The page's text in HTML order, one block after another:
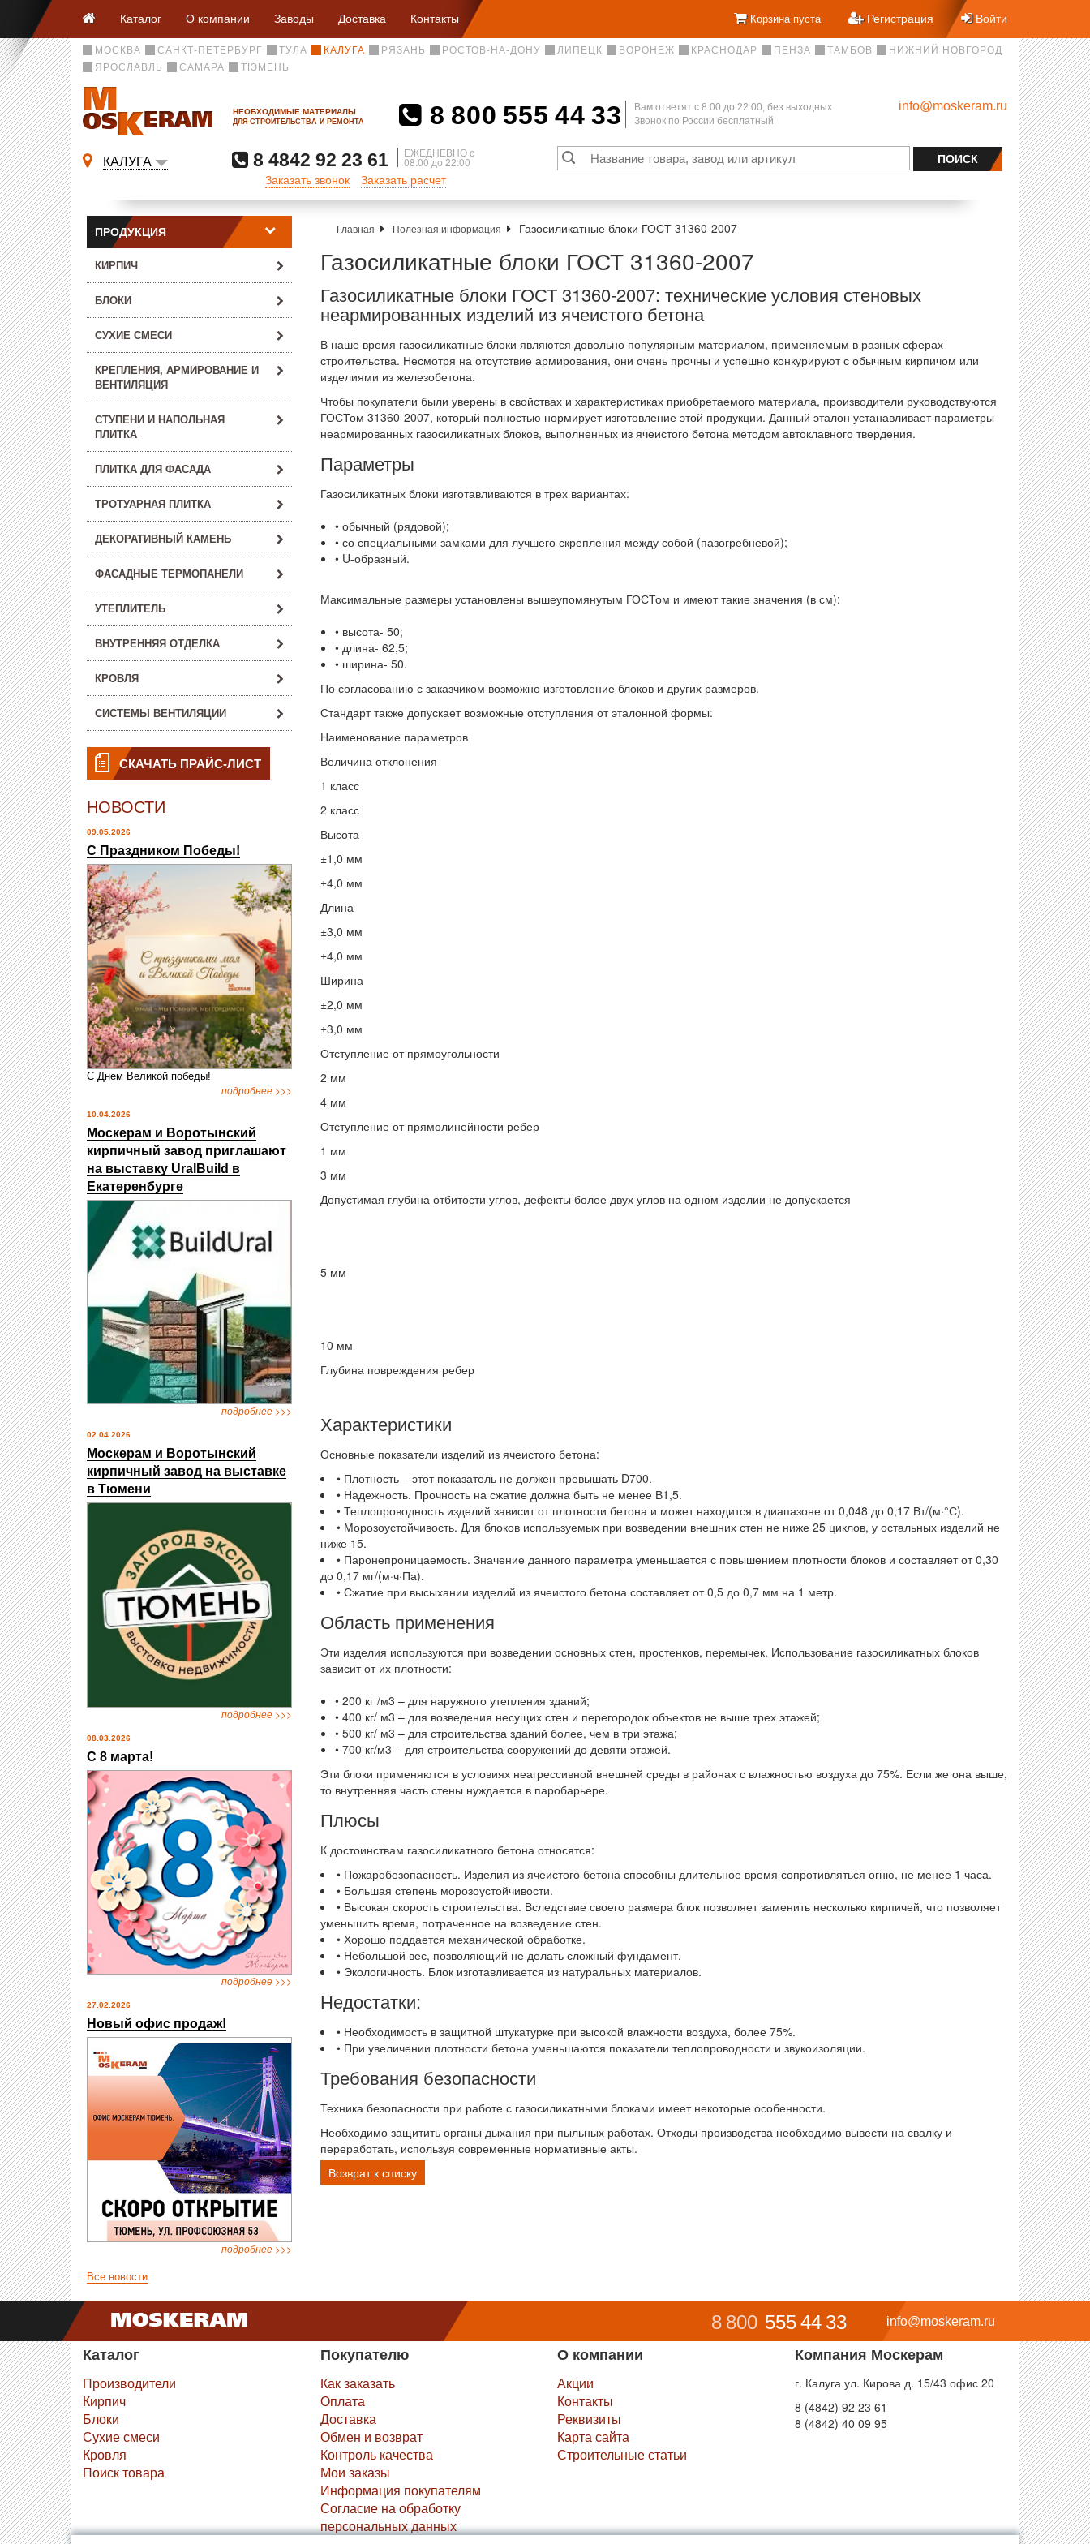
Каталог О компании Заводы Доставка Контакты Корзина пуста Регистрация Войти
МОСКВА САНКТ-ПЕТЕРБУРГ ТУЛА КАЛУГА РЯЗАНЬ РОСТОВ-НА-ДОНУ ЛИПЕЦК ВОРОНЕЖ КРАСНОДАР ПЕНЗА ТАМБОВ
НИЖНИЙ НОВГОРОД
ЯРОСЛАВЛЬ
САМАРА ТЮМЕНЬ
НЕОБХОДИМЫЕ МАТЕРИАЛЫ
ДЛЯ СТРОИТЕЛЬСТВА И РЕМОНТА 8 800 555 44 33
Вам ответят c 8:00 до 22:00, без выходных
Звонок по России бесплатный
info@moskeram.ru
КАЛУГА 8 4842 92 23 61 ЕЖЕДНЕВНО с
08:00 до 22:00
Заказать звонок Заказать расчет
ПРОДУКЦИЯ
КИРПИЧ
БЛОКИ
СУХИЕ СМЕСИ
КРЕПЛЕНИЯ, АРМИРОВАНИЕ И
ВЕНТИЛЯЦИЯ
СТУПЕНИ И НАПОЛЬНАЯ
ПЛИТКА
ПЛИТКА ДЛЯ ФАСАДА
ТРОТУАРНАЯ ПЛИТКА
ДЕКОРАТИВНЫЙ КАМЕНЬ
ФАСАДНЫЕ ТЕРМОПАНЕЛИ
УТЕПЛИТЕЛЬ
ВНУТРЕННЯЯ ОТДЕЛКА
КРОВЛЯ
СИСТЕМЫ ВЕНТИЛЯЦИИ
СКАЧАТЬ ПРАЙС-ЛИСТ
НОВОСТИ
09.05.2026
С Праздником Победы!
С Днем Великой победы!
подробнее >>>
10.04.2026
Москерам и Воротынский
кирпичный завод приглашают
на выставку UralBuild в
Екатеренбурге
подробнее >>>
02.04.2026
Москерам и Воротынский
кирпичный завод на выставке
в Тюмени
подробнее >>>
08.03.2026
С 8 марта!
подробнее >>>
27.02.2026
Новый офис продаж!
подробнее >>>
Все новости
Главная Полезная информация Газосиликатные блоки ГОСТ 31360-2007
Газосиликатные блоки ГОСТ 31360-2007
Газосиликатные блоки ГОСТ 31360-2007: технические условия стеновых
неармированных изделий из ячеистого бетона
В наше время газосиликатные блоки являются довольно популярным материалом, применяемым в разных сферах
строительства. Несмотря на отсутствие армирования, они очень прочны и успешно конкурируют с обычным кирпичом или
изделиями из железобетона.
Чтобы покупатели были уверены в свойствах и характеристиках приобретаемого материала, производители руководствуются
ГОСТом 31360-2007, который полностью нормирует изготовление этой продукции. Данный эталон устанавливает параметры
неармированных газосиликатных блоков, выполненных из ячеистого бетона методом автоклавного твердения.
Параметры
Газосиликатных блоки изготавливаются в трех вариантах:
• обычный (рядовой);
• со специальными замками для лучшего скрепления между собой (пазогребневой);
• U-образный.
Максимальные размеры установлены вышеупомянутым ГОСТом и имеют такие значения (в см):
• высота- 50;
• длина- 62,5;
• ширина- 50.
По согласованию с заказчиком возможно изготовление блоков и других размеров.
Стандарт также допускает возможные отступления от эталонной формы:
Наименование параметров
Величина отклонения
1 класс
2 класс
Высота
±1,0 мм
±4,0 мм
Длина
±3,0 мм
±4,0 мм
Ширина
±2,0 мм
±3,0 мм
Отступление от прямоугольности
2 мм
4 мм
Отступление от прямолинейности ребер
1 мм
3 мм
Допустимая глубина отбитости углов, дефекты более двух углов на одном изделии не допускается
5 мм
10 мм
Глубина повреждения ребер
Характеристики
Основные показатели изделий из ячеистого бетона:
• Плотность – этот показатель не должен превышать D700.
• Надежность. Прочность на сжатие должна быть не менее В1,5.
• Теплопроводность изделий зависит от плотности бетона и может находится в диапазоне от 0,048 до 0,17 Вт/(м·°С).
• Морозоустойчивость. Для блоков используемых при возведении внешних стен не ниже 25 циклов, у остальных изделий не
ниже 15.
• Паронепроницаемость. Значение данного параметра уменьшается с повышением плотности блоков и составляет от 0,30
до 0,17 мг/(м·ч·Па).
• Сжатие при высыхании изделий из ячеистого бетона составляет от 0,5 до 0,7 мм на 1 метр.
Область применения
Эти изделия используются при возведении основных стен, простенков, перемычек. Использование газосиликатных блоков
зависит от их плотности:
• 200 кг /м3 – для наружного утепления зданий;
• 400 кг/ м3 – для возведения несущих стен и перегородок объектов не выше трех этажей;
• 500 кг/ м3 – для строительства зданий более, чем в три этажа;
• 700 кг/м3 – для строительства сооружений до девяти этажей.
Эти блоки применяются в условиях неагрессивной внешней среды в районах с влажностью воздуха до 75%. Если же она выше,
то внутренняя часть стены нуждается в паробарьере.
Плюсы
К достоинствам газосиликатного бетона относятся:
• Пожаробезопасность. Изделия из ячеистого бетона способны длительное время сопротивляться огню, не менее 1 часа.
• Большая степень морозоустойчивости.
• Высокая скорость строительства. Вследствие своего размера блок позволяет заменить несколько кирпичей, что позволяет
уменьшить время, потраченное на возведение стен.
• Хорошо поддается механической обработке.
• Небольшой вес, позволяющий не делать сложный фундамент.
• Экологичность. Блок изготавливается из натуральных материалов.
Недостатки:
• Необходимость в защитной штукатурке при высокой влажности воздуха, более 75%.
• При увеличении плотности бетона уменьшаются показатели теплопроводности и звукоизоляции.
Требования безопасности
Техника безопасности при работе с газосиликатными блоками имеет некоторые особенности.
Необходимо защитить органы дыхания при пыльных работах. Отходы производства необходимо вывести на свалку и
переработать, используя современные нормативные акты.
Возврат к списку
info@moskeram.ru
8 800 555 44 33
Каталог
Производители
Кирпич
Блоки
Сухие смеси
Кровля
Поиск товара
Покупателю
Как заказать
Оплата
Доставка
Обмен и возврат
Контроль качества
Мои заказы
Информация покупателям
Согласие на обработку
персональных данных
О компании
Акции
Контакты
Реквизиты
Карта сайта
Строительные статьи
Компания Москерам
г. Калуга ул. Кирова д. 15/43 офис 20
8 (4842) 92 23 61
8 (4842) 40 09 95